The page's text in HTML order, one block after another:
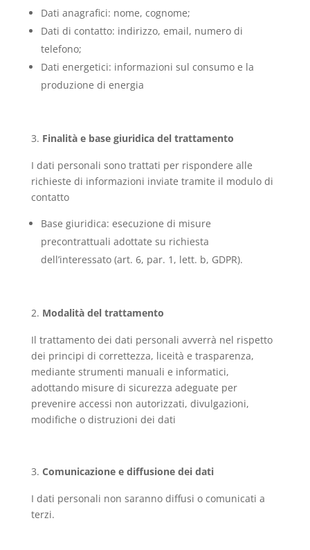
Dati anagrafici: nome, cognome;
Dati di contatto: indirizzo, email, numero di
telefono;
Dati energetici: informazioni sul consumo e la
produzione di energia
Finalità e base giuridica del trattamento
I dati personali sono trattati per rispondere alle
richieste di informazioni inviate tramite il modulo di
contatto
Base giuridica: esecuzione di misure
precontrattuali adottate su richiesta
dell’interessato (art. 6, par. 1, lett. b, GDPR).
Modalità del trattamento
Il trattamento dei dati personali avverrà nel rispetto
dei principi di correttezza, liceità e trasparenza,
mediante strumenti manuali e informatici,
adottando misure di sicurezza adeguate per
prevenire accessi non autorizzati, divulgazioni,
modifiche o distruzioni dei dati
Comunicazione e diffusione dei dati
I dati personali non saranno diffusi o comunicati a
terzi.